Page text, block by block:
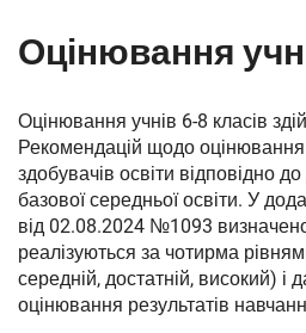
Оцінювання
Оцінювання учнів 6-8 класів
Рекомендацій щодо оцінювання
здобувачів освіти відповідно
базової середньої освіти. У
від 02.08.2024 №1093 визначено
реалізуються за чотирма
середній, достатній, високий) і
оцінювання результатів